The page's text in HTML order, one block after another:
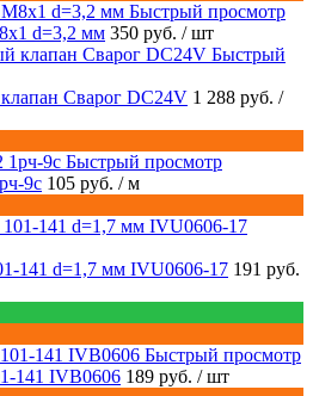
Быстрый просмотр
d=3,2 мм 350 руб. / шт
Быстрый
Сварог DC24V 1 288 руб. /
Быстрый просмотр
9с 105 руб. / м
141 d=1,7 мм IVU0606-17 191 руб.
Быстрый просмотр
141 IVB0606 189 руб. / шт